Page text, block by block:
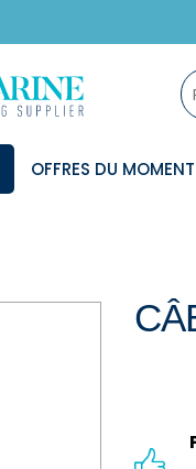
OFFRES DU MOMENT